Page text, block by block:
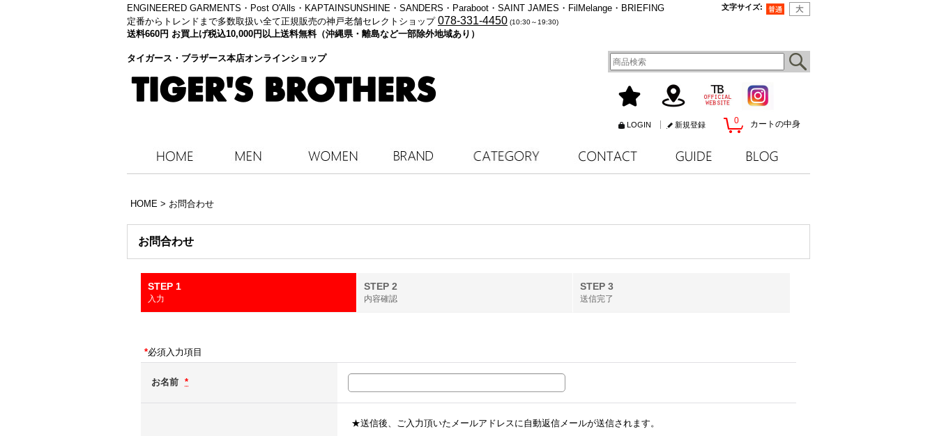
ENGINEERED GARMENTS・ Post O'Alls・KAPTAINSUNSHINE・SANDERS・Paraboot・SAINT JAMES・FilMelange・BRIEFING
定番からトレンドまで多数取扱い全て正規販売の神戸老舗セレクトショップ 078-331-4450 (10:30～19:30)
送料660円 お買上げ税込10,000円以上送料無料（沖縄県・離島など一部除外地域あり）
文字サイズ:
タイガース・ブラザース本店オンラインショップ
0 カートの中身
LOGIN 新規登録
HOME > お問合わせ
お問合わせ
STEP 1
入力
STEP 2
内容確認
STEP 3
送信完了
*必須入力項目
お名前 *
★送信後、ご入力頂いたメールアドレスに自動返信メールが送信されます。